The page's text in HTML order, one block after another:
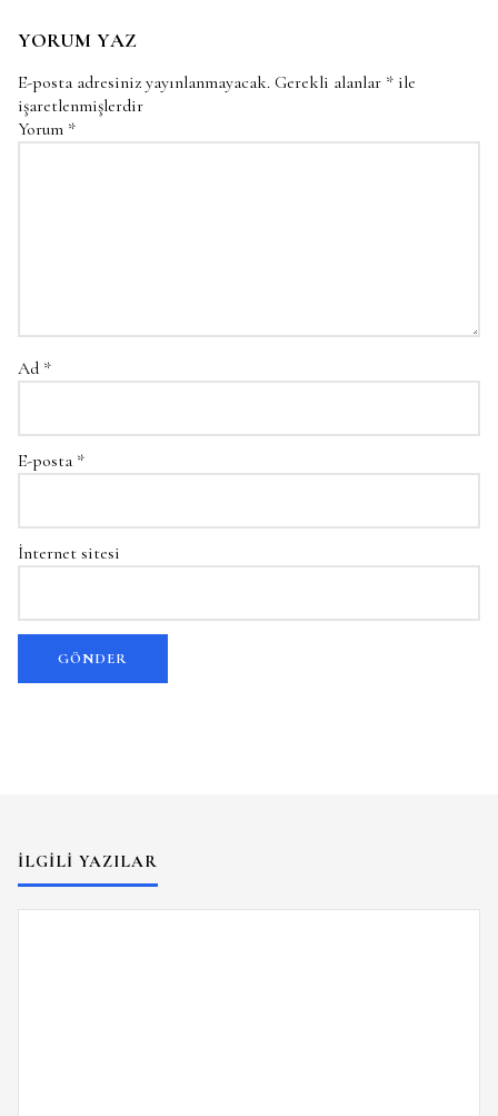
YORUM YAZ
E-posta adresiniz yayınlanmayacak. Gerekli alanlar * ile
işaretlenmişlerdir
Yorum *
Ad *
E-posta *
İnternet sitesi
İLGILI YAZILAR